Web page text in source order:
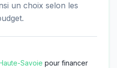
un choix selon les
Savoie pour financer